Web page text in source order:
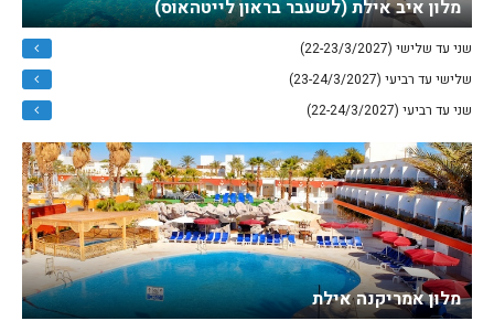
מלון איב אילת (לשעבר בראון לייטהאוס)
שני עד שלישי (22-23/3/2027)
שלישי עד רביעי (23-24/3/2027)
שני עד רביעי (22-24/3/2027)
מלון אמריקנה אילת